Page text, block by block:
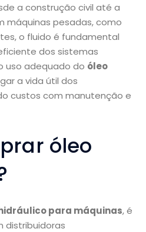
a construção civil até a
máquinas pesadas, como
o fluido é fundamental
dos sistemas
uso adequado do óleo
a vida útil dos
custos com manutenção e
óleo
para máquinas, é
distribuidoras